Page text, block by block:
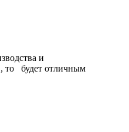
и
то будет отличным